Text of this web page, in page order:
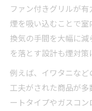
ファン付きグリルが
煙を吸い込むことで室
換気の手間を大幅に
を落とす設計も煙対策
例えば、イワタニな
工夫がされた商品が
ートタイプやガスコ